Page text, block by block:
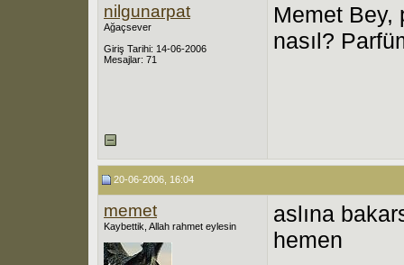
nilgunarpat
Ağaçsever
Giriş Tarihi: 14-06-2006
Mesajlar: 71
Memet Bey,
nasıl?
20-06-2006, 16:04
memet
Kaybettik, Allah rahmet eylesin
aslına
hemen